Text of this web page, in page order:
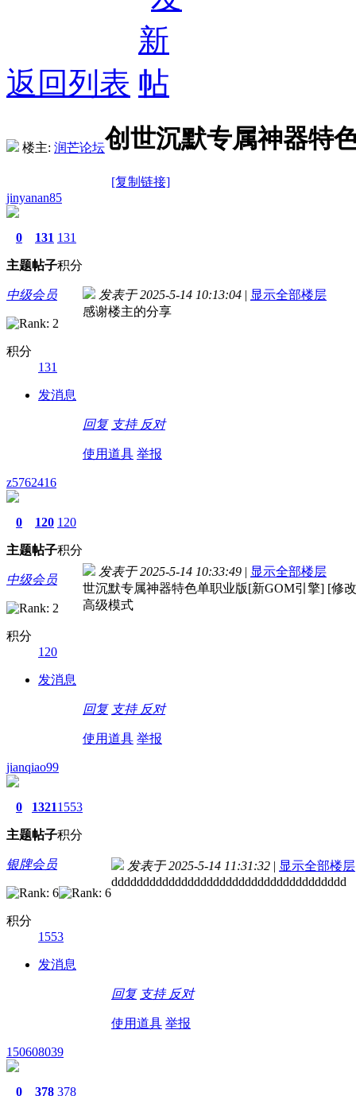
返回列表
楼主: 润芒论坛创世沉默专属神器特
[复制链接]
jinyanan85
0
主题
131
帖子
131
积分
中级会员
积分
131
发消息
发表于 2025-5-14 10:13:04 | 显示全部楼层
感谢楼主的分享
回复 支持 反对
使用道具 举报
z5762416
0
主题
120
帖子
120
积分
中级会员
积分
120
发消息
发表于 2025-5-14 10:33:49 | 显示全部楼层
世沉默专属神器特色单职业版[新GOM引擎] [修
高级模式
回复 支持 反对
使用道具 举报
jianqiao99
0
主题
1321
帖子
1553
积分
银牌会员
积分
1553
发消息
发表于 2025-5-14 11:31:32 | 显示全部楼层
ddddddddddddddddddddddddddddddddddddd
回复 支持 反对
使用道具 举报
150608039
0 378 378